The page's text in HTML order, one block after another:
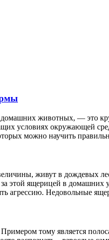
домашних животных, —
условиях окружающей
можно научить
живут в дождевых
за этой ящерицей в
агрессию. Недовольные
тому является